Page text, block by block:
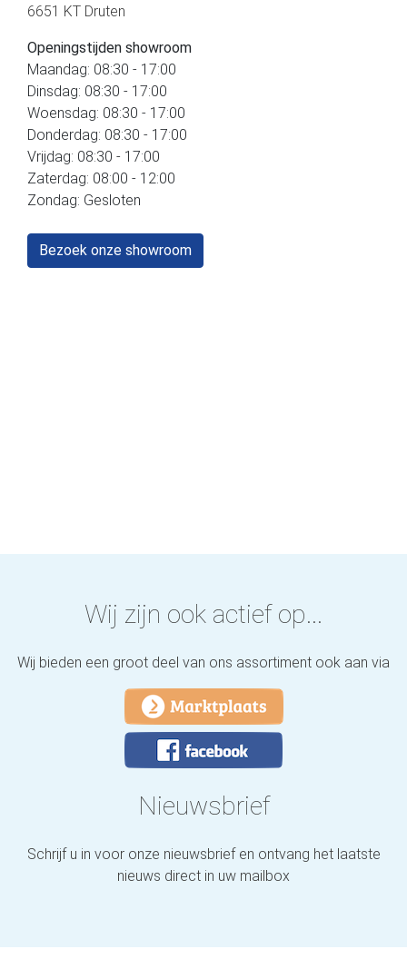
6651 KT Druten
Openingstijden showroom
Maandag: 08:30 - 17:00
Dinsdag: 08:30 - 17:00
Woensdag: 08:30 - 17:00
Donderdag: 08:30 - 17:00
Vrijdag: 08:30 - 17:00
Zaterdag: 08:00 - 12:00
Zondag: Gesloten
Bezoek onze showroom
Wij zijn ook actief op...
Wij bieden een groot deel van ons assortiment ook aan via
Nieuwsbrief
Schrijf u in voor onze nieuwsbrief en ontvang het laatste
nieuws direct in uw mailbox